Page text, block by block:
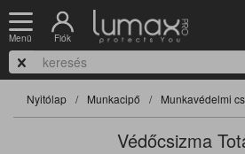
Menü Fiók
Nyitólap Munkacipő Munkavédelmi
Védőcsizma